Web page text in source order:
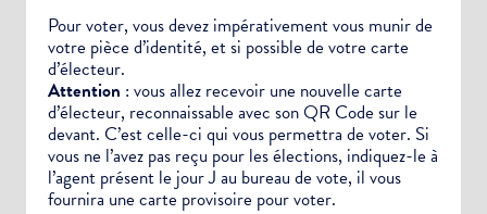
Pour voter, vous devez impérativement vous munir de
votre pièce d’identité, et si possible de votre carte
d’électeur.
Attention : vous allez recevoir une nouvelle carte
d’électeur, reconnaissable avec son QR Code sur le
devant. C’est celle-ci qui vous permettra de voter. Si
vous ne l’avez pas reçu pour les élections, indiquez-le à
l’agent présent le jour J au bureau de vote, il vous
fournira une carte provisoire pour voter.